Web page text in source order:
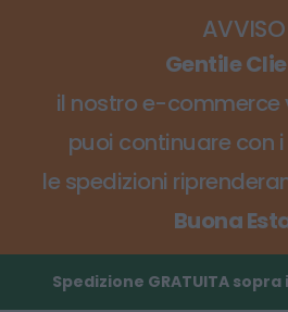
AVVISO
Gentile
il nostro e-commerce
puoi continuare con
le spedizioni
Buona
Spedizione GRATUITA